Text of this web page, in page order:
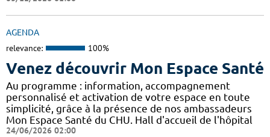
AGENDA
relevance: 100%
Venez découvrir Mon Espace Santé
Au programme : information, accompagnement
personnalisé et activation de votre espace en toute
simplicité, grâce à la présence de nos ambassadeurs
Mon Espace Santé du CHU. Hall d'accueil de l'hôpital
24/06/2026 02:00